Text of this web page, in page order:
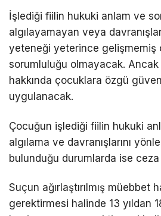
İşlediği fiilin hukuki anlam ve
algılayamayan veya
yeteneği yeterince gelişmemiş
sorumluluğu olmayacak.
hakkında çocuklara özgü
uygulanacak.
Çocuğun işlediği fiilin hukuki
algılama ve davranışlarını
bulunduğu durumlarda ise
Suçun ağırlaştırılmış müebbet
gerektirmesi halinde 13 yıldan